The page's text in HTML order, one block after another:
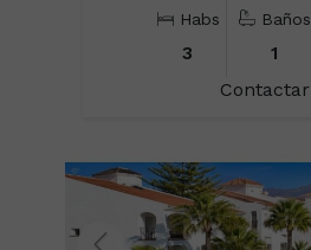
Habs
3
Baños
1
Contactar